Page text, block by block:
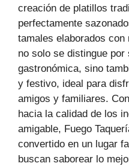
creación de platillos
perfectamente
tamales elaborados
no solo se distingue por
gastronómica, sino
y festivo, ideal para
amigos y familiares.
hacia la calidad de los
amigable, Fuego
convertido en un lugar
buscan saborear lo